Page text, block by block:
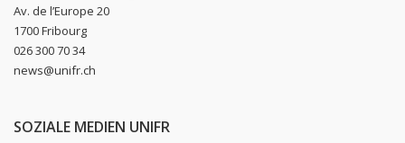
Av. de l’Europe 20
1700 Fribourg
026 300 70 34
news@unifr.ch
SOZIALE MEDIEN UNIFR